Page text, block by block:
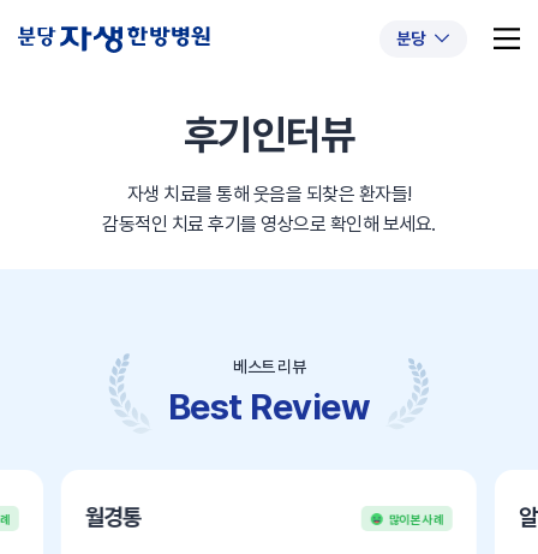
분당
추천 검색어 #초음파약침 #척추압박골절
후기인터뷰
자생 치료를 통해 웃음을 되찾은 환자들!
감동적인 치료 후기를 영상으로 확인해 보세요.
베스트 리뷰
Best Review
월경통 많이 본 사례